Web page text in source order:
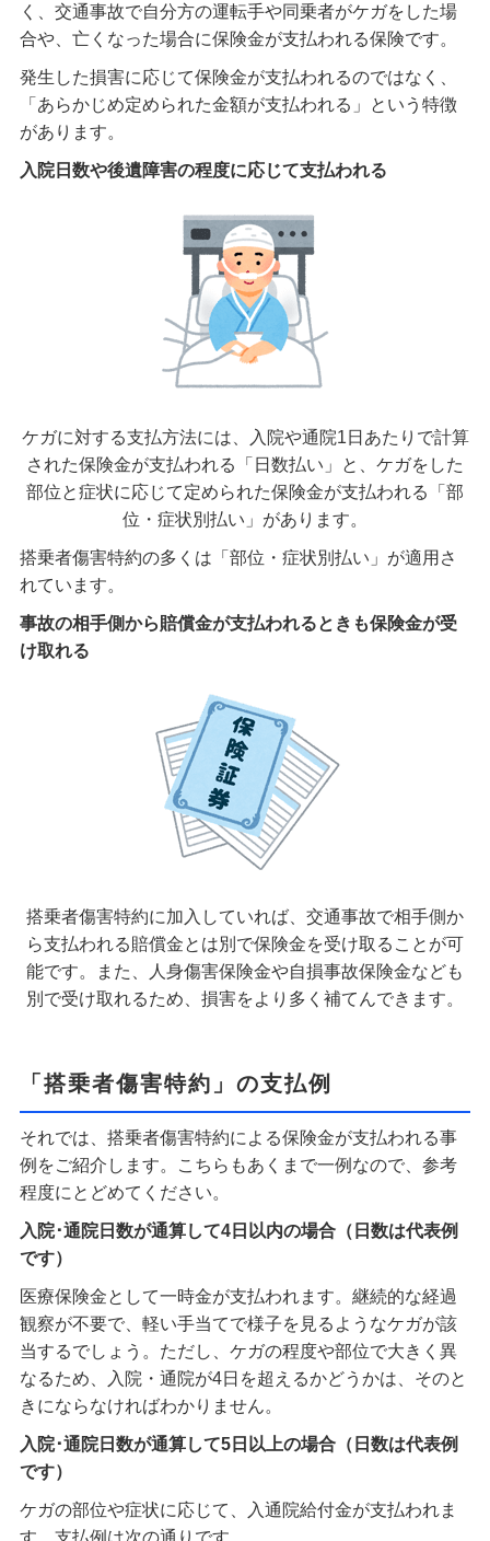
く、交通事故で自分方の運転手や同乗者がケガをした場
合や、亡くなった場合に保険金が支払われる保険です。
発生した損害に応じて保険金が支払われるのではなく、
「あらかじめ定められた金額が支払われる」という特徴
があります。
入院日数や後遺障害の程度に応じて支払われる
ケガに対する支払方法には、入院や通院1日あたりで計算
された保険金が支払われる「日数払い」と、ケガをした
部位と症状に応じて定められた保険金が支払われる「部
位・症状別払い」があります。
搭乗者傷害特約の多くは「部位・症状別払い」が適用さ
れています。
事故の相手側から賠償金が支払われるときも保険金が受
け取れる
搭乗者傷害特約に加入していれば、交通事故で相手側か
ら支払われる賠償金とは別で保険金を受け取ることが可
能です。また、人身傷害保険金や自損事故保険金なども
別で受け取れるため、損害をより多く補てんできます。
「搭乗者傷害特約」の支払例
それでは、搭乗者傷害特約による保険金が支払われる事
例をご紹介します。こちらもあくまで一例なので、参考
程度にとどめてください。
入院･通院日数が通算して4日以内の場合（日数は代表例
です）
医療保険金として一時金が支払われます。継続的な経過
観察が不要で、軽い手当てで様子を見るようなケガが該
当するでしょう。ただし、ケガの程度や部位で大きく異
なるため、入院・通院が4日を超えるかどうかは、そのと
きにならなければわかりません。
入院･通院日数が通算して5日以上の場合（日数は代表例
です）
ケガの部位や症状に応じて、入通院給付金が支払われま